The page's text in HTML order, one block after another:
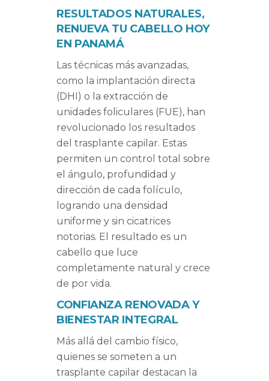
RESULTADOS NATURALES,
RENUEVA TU CABELLO HOY
EN PANAMÁ
Las técnicas más avanzadas,
como la implantación directa
(DHI) o la extracción de
unidades foliculares (FUE), han
revolucionado los resultados
del trasplante capilar. Estas
permiten un control total sobre
el ángulo, profundidad y
dirección de cada folículo,
logrando una densidad
uniforme y sin cicatrices
notorias. El resultado es un
cabello que luce
completamente natural y crece
de por vida.
CONFIANZA RENOVADA Y
BIENESTAR INTEGRAL
Más allá del cambio físico,
quienes se someten a un
trasplante capilar destacan la